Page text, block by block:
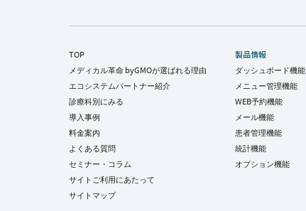
TOP
メディカル革命 byGMOが選ばれる理由
エコシステムパートナー紹介
診療科別にみる
導入事例
料金案内
よくある質問
セミナー・コラム
サイトご利用にあたって
サイトマップ
製品情報
ダッシュボード機能
メニュー管理機能
WEB予約機能
メール機能
患者管理機能
統計機能
オプション機能